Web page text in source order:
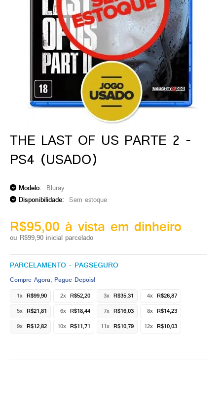
THE LAST OF US PARTE 2 -
PS4 (USADO)
Modelo: Bluray
Disponibilidade: Sem estoque
R$95,00 à vista em dinheiro
ou R$99,90 inicial parcelado
PARCELAMENTO - PAGSEGURO
Compre Agora, Pague Depois!
1x R$99,90 2x R$52,20 3x R$35,31 4x R$26,87
5x R$21,81 6x R$18,44 7x R$16,03 8x R$14,23
9x R$12,82 10x R$11,71 11x R$10,79 12x R$10,03